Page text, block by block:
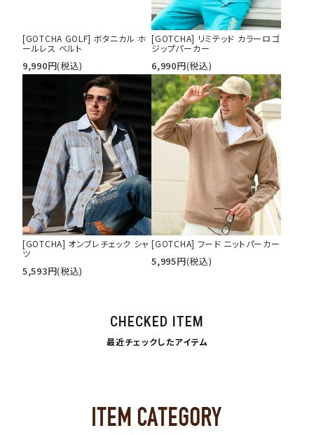
[GOTCHA GOLF] ボタニカル ホ
ールレス ベルト
9,990円(税込)
[GOTCHA] リミテッド カラーロゴ
ジップパーカー
6,990円(税込)
[GOTCHA] オンブレチェック シャ
ツ
5,593円(税込)
[GOTCHA] フード ニットパーカー
5,995円(税込)
CHECKED ITEM
最近チェックしたアイテム